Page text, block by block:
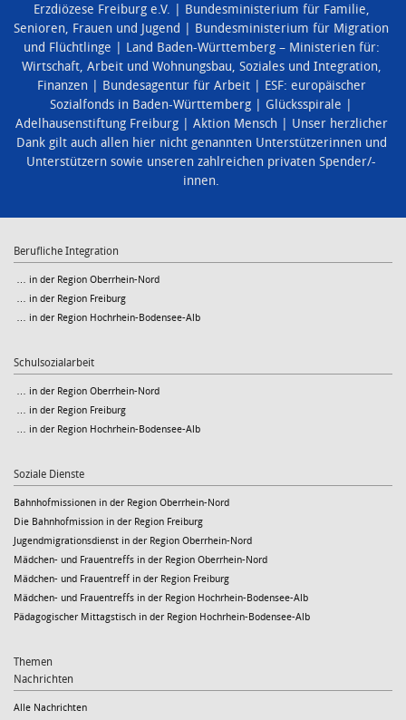
Erzdiözese Freiburg e.V.
Bundesministerium für Familie,
Senioren, Frauen und Jugend
Bundesministerium für Migration
und Flüchtlinge
Land Baden-Württemberg – Ministerien für:
Wirtschaft, Arbeit und Wohnungsbau, Soziales und Integration,
Finanzen
Bundesagentur für Arbeit
ESF: europäischer
Sozialfonds in Baden-Württemberg
Glücksspirale
Adelhausenstiftung Freiburg
Aktion Mensch
Unser herzlicher
Dank gilt auch allen hier nicht genannten Unterstützerinnen und
Unterstützern sowie unseren zahlreichen privaten Spender/-
innen.
Berufliche Integration
… in der Region Oberrhein-Nord
… in der Region Freiburg
… in der Region Hochrhein-Bodensee-Alb
Schulsozialarbeit
… in der Region Oberrhein-Nord
… in der Region Freiburg
… in der Region Hochrhein-Bodensee-Alb
Soziale Dienste
Bahnhofmissionen in der Region Oberrhein-Nord
Die Bahnhofmission in der Region Freiburg
Jugendmigrationsdienst in der Region Oberrhein-Nord
Mädchen- und Frauentreffs in der Region Oberrhein-Nord
Mädchen- und Frauentreff in der Region Freiburg
Mädchen- und Frauentreffs in der Region Hochrhein-Bodensee-Alb
Pädagogischer Mittagstisch in der Region Hochrhein-Bodensee-Alb
Themen
Nachrichten
Alle Nachrichten